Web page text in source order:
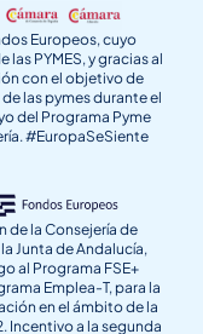
Europeos, cuyo
PYMES, y gracias al
con el objetivo de
las pymes durante el
del Programa Pyme
#EuropaSeSiente
de la Consejería de
Junta de Andalucía,
al Programa FSE+
Emplea-T, para la
en el ámbito de la
Incentivo a la segunda